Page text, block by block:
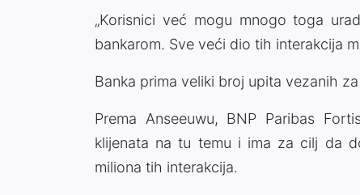
„Korisnici već mogu mnogo toga
bankarom. Sve veći dio tih interakcija
Banka prima veliki broj upita vezanih
Prema Anseeuwu, BNP Paribas
klijenata na tu temu i ima za cilj da
miliona tih interakcija.